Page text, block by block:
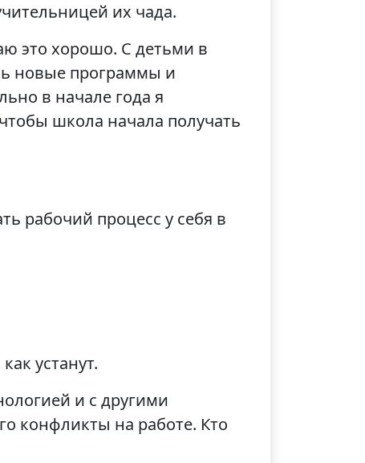
их чада.
это хорошо. С детьми в
новые программы и
в начале года я
школа начала получать
рабочий процесс у себя в
устанут.
и с другими
конфликты на работе. Кто